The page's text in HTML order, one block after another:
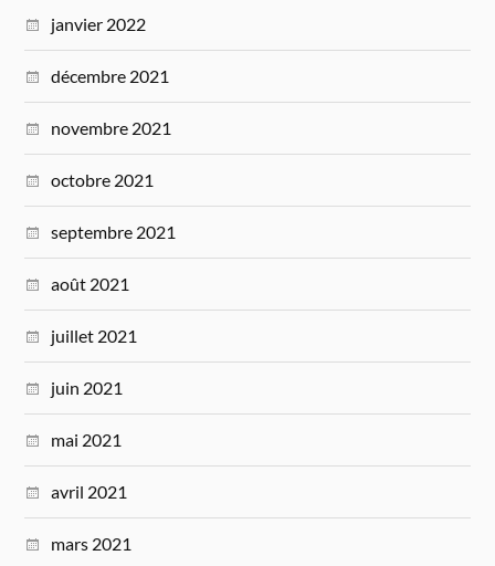
janvier 2022
décembre 2021
novembre 2021
octobre 2021
septembre 2021
août 2021
juillet 2021
juin 2021
mai 2021
avril 2021
mars 2021